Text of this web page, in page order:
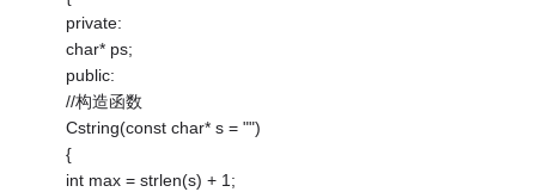
private:
char* ps;
public:
//构造函数
Cstring(const char* s = "")
{
int max = strlen(s) + 1;